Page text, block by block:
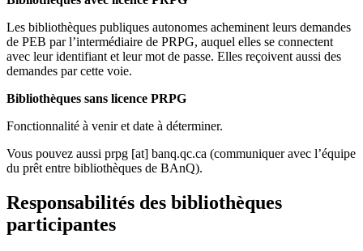
Les bibliothèques publiques autonomes acheminent leurs demandes
de PEB par l’intermédiaire de PRPG, auquel elles se connectent
avec leur identifiant et leur mot de passe. Elles reçoivent aussi des
demandes par cette voie.
Bibliothèques sans licence PRPG
Fonctionnalité à venir et date à déterminer.
Vous pouvez aussi prpg [at] banq.qc.ca (communiquer avec l’équipe
du prêt entre bibliothèques de BAnQ).
Responsabilités des bibliothèques
participantes